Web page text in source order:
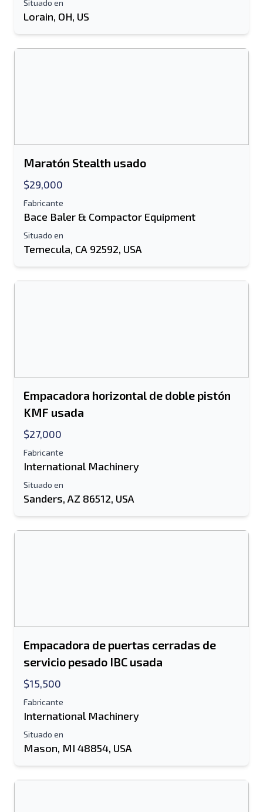
Send a Message
Móvil
Enviar
Situado en
Lorain, OH, US
Maratón Stealth usado
$29,000
Fabricante
Bace Baler & Compactor Equipment
Situado en
Temecula, CA 92592, USA
Empacadora horizontal de doble pistón
KMF usada
$27,000
Fabricante
International Machinery
Situado en
Sanders, AZ 86512, USA
Empacadora de puertas cerradas de
servicio pesado IBC usada
$15,500
Fabricante
International Machinery
Situado en
Mason, MI 48854, USA
móvil
Enviar listado a correo electrónico
Tu nombre completo
Información Adicional